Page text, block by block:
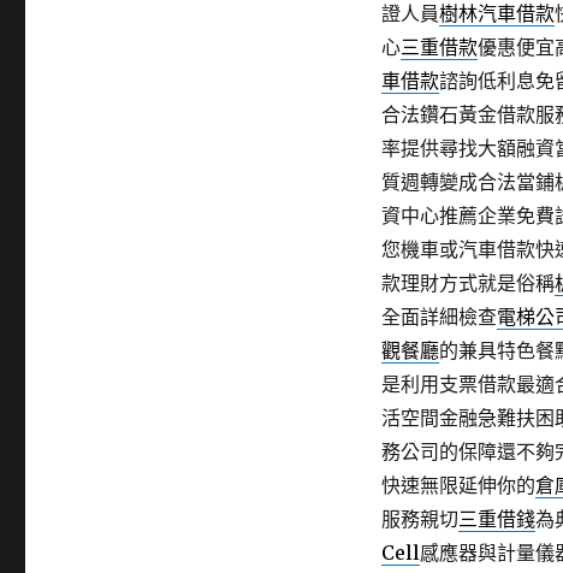
證人員樹林汽車借款
心三重借款優惠便宜
車借款諮詢低利息免
合法鑽石黃金借款服
率提供尋找大額融資
質週轉變成合法當鋪
資中心推薦企業免費
您機車或汽車借款快
款理財方式就是俗稱
全面詳細檢查電梯公
觀餐廳的兼具特色餐
是利用支票借款最
活空間金融急難扶困
務公司的保障還不夠
快速無限延伸你的倉
服務親切三重借錢為
Cell感應器與計量儀